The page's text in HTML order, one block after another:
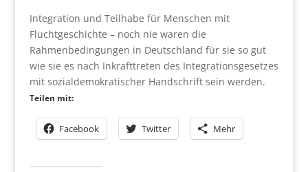
Integration und Teilhabe für Menschen mit
Fluchtgeschichte – noch nie waren die
Rahmenbedingungen in Deutschland für sie so gut
wie sie es nach Inkrafttreten des Integrationsgesetzes
mit sozialdemokratischer Handschrift sein werden.
Teilen mit:
Facebook Twitter Mehr